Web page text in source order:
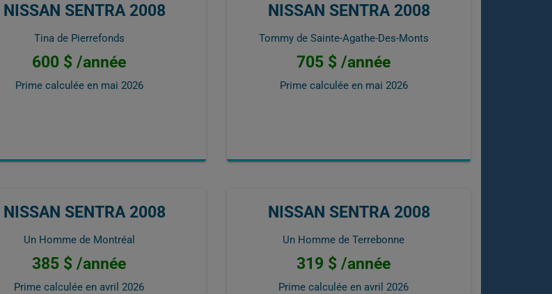
NISSAN SENTRA 2008
Tina de Pierrefonds
600 $ /année
Prime calculée en mai 2026
NISSAN SENTRA 2008
Tommy de Sainte-Agathe-Des-Monts
705 $ /année
Prime calculée en mai 2026
NISSAN SENTRA 2008
Un Homme de Montréal
385 $ /année
Prime calculée en avril 2026
NISSAN SENTRA 2008
Un Homme de Terrebonne
319 $ /année
Prime calculée en avril 2026